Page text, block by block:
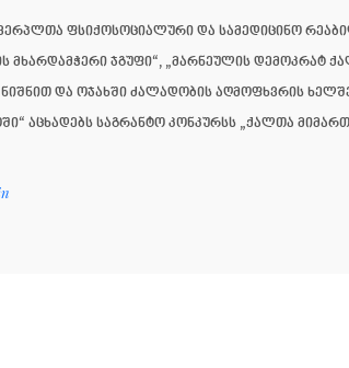
ფსიქოსოციალური და სამედიცინო
მხარდამჭერი ჯგუფი“, „მარნეულის
და ოჯახში ძალადობის აღმოფხვრის
აცხადებს საგრანტო კონკურსს „ქალთა